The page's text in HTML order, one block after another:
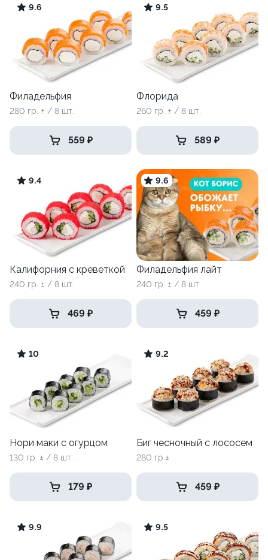
9.6
Филадельфия
280 гр. ± / 8 шт.
559 ₽
9.5
Флорида
260 гр. ± / 8 шт.
589 ₽
9.4
Калифорния с креветкой
240 гр. ± / 8 шт.
469 ₽
9.6
Филадельфия лайт
240 гр. ± / 8 шт.
459 ₽
10
Нори маки с огурцом
130 гр. ± / 8 шт. .
179 ₽
9.2
Биг чесночный с лососем
280 гр.±
459 ₽
9.9 9.5